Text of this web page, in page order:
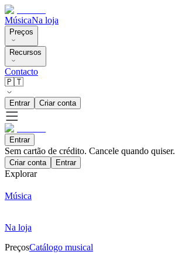
MúsicaNa loja
Preços
Recursos
Contacto
🇵🇹
Entrar Criar conta
Entrar
Sem cartão de crédito. Cancele quando quiser.
Criar conta Entrar
Explorar
Música
Na loja
PreçosCatálogo musical